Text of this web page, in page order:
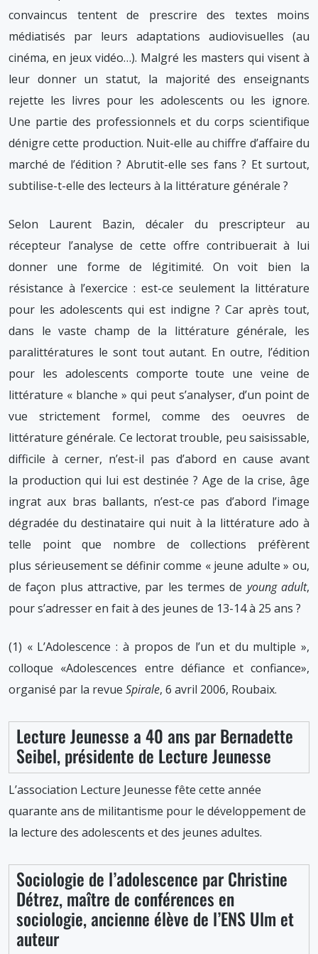
convaincus tentent de prescrire des textes moins
médiatisés par leurs adaptations audiovisuelles (au
cinéma, en jeux vidéo…). Malgré les masters qui visent à
leur donner un statut, la majorité des enseignants
rejette les livres pour les adolescents ou les ignore.
Une partie des professionnels et du corps scientifique
dénigre cette production. Nuit-elle au chiffre d’affaire du
marché de l’édition ? Abrutit-elle ses fans ? Et surtout,
subtilise-t-elle des lecteurs à la littérature générale ?
Selon Laurent Bazin, décaler du prescripteur au
récepteur l’analyse de cette offre contribuerait à lui
donner une forme de légitimité. On voit bien la
résistance à l’exercice : est-ce seulement la littérature
pour les adolescents qui est indigne ? Car après tout,
dans le vaste champ de la littérature générale, les
paralittératures le sont tout autant. En outre, l’édition
pour les adolescents comporte toute une veine de
littérature « blanche » qui peut s’analyser, d’un point de
vue strictement formel, comme des oeuvres de
littérature générale. Ce lectorat trouble, peu saisissable,
difficile à cerner, n’est-il pas d’abord en cause avant
la production qui lui est destinée ? Age de la crise, âge
ingrat aux bras ballants, n’est-ce pas d’abord l’image
dégradée du destinataire qui nuit à la littérature ado à
telle point que nombre de collections préfèrent
plus sérieusement se définir comme « jeune adulte » ou,
de façon plus attractive, par les termes de young adult,
pour s’adresser en fait à des jeunes de 13-14 à 25 ans ?
(1) « L’Adolescence : à propos de l’un et du multiple »,
colloque «Adolescences entre défiance et confiance»,
organisé par la revue Spirale, 6 avril 2006, Roubaix.
Lecture Jeunesse a 40 ans par Bernadette
Seibel, présidente de Lecture Jeunesse
L’association Lecture Jeunesse fête cette année
quarante ans de militantisme pour le développement de
la lecture des adolescents et des jeunes adultes.
Sociologie de l’adolescence par Christine
Détrez, maître de conférences en
sociologie, ancienne élève de l’ENS Ulm et
auteur